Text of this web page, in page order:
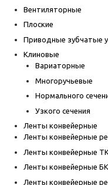
Вентиляторные
Плоские
Приводные зубчатые
Клиновые
Вариаторные
Многоручьевые
Нормального
Узкого сечения
Ленты конвейерные
Ленты конвейерные
Ленты конвейерные
Ленты конвейерные
Ленты конвейерные